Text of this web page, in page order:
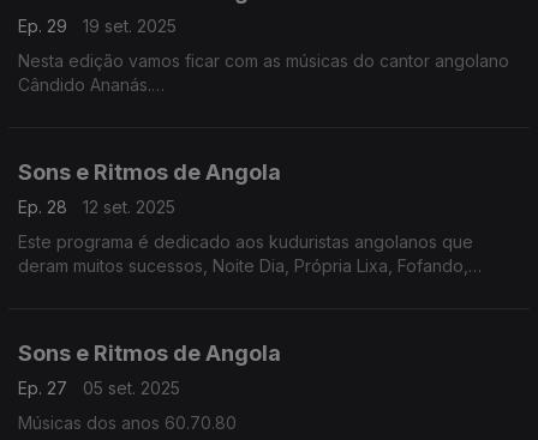
Ep. 29
19 set. 2025
Nesta edição vamos ficar com as músicas do cantor angolano
Cândido Ananás.
Sons e Ritmos de Angola
Ep. 28
12 set. 2025
Este programa é dedicado aos kuduristas angolanos que
deram muitos sucessos, Noite Dia, Própria Lixa, Fofando,
Sons e Ritmos de Angola
Ep. 27
05 set. 2025
Músicas dos anos 60.70.80